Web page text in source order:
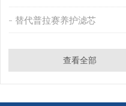
替代普拉赛养护滤芯
查看全部